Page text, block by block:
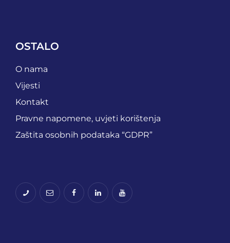
OSTALO
O nama
Vijesti
Kontakt
Pravne napomene, uvjeti korištenja
Zaštita osobnih podataka “GDPR”